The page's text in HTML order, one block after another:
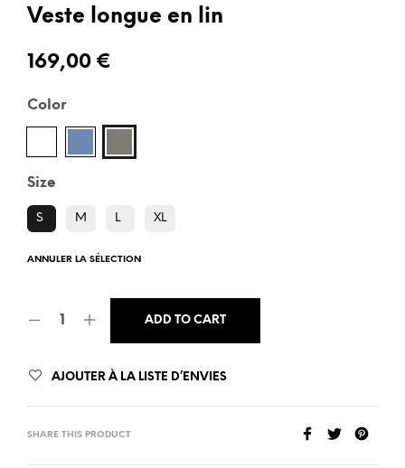
Veste longue en lin
169,00 €
Color
Size
S M L XL
ANNULER LA SÉLECTION
ADD TO CART
AJOUTER À LA LISTE D’ENVIES
SHARE THIS PRODUCT